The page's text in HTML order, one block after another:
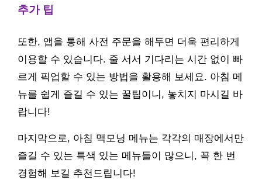
추가 팁
또한, 앱을 통해 사전 주문을 해두면 더욱 편리하게
이용할 수 있습니다. 줄 서서 기다리는 시간 없이 빠
르게 픽업할 수 있는 방법을 활용해 보세요. 아침 메
뉴를 쉽게 즐길 수 있는 꿀팁이니, 놓치지 마시길 바
랍니다!
마지막으로, 아침 맥모닝 메뉴는 각각의 매장에서만
즐길 수 있는 특색 있는 메뉴들이 많으니, 꼭 한 번
경험해 보길 추천드립니다!